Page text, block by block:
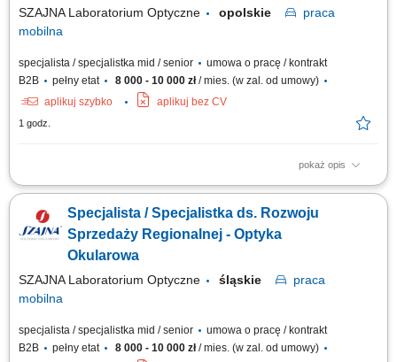
SZAJNA Laboratorium Optyczne opolskie
praca
mobilna
specjalista / specjalistka mid / senior
umowa o pracę / kontrakt
B2B
pełny etat 8 000 - 10 000 zł/ mies. (w zal. od umowy)
aplikuj szybko
aplikuj bez CV
1 godz.
pokaż opis
Opis stanowiska Kompleksowa opieka nad obecną siecią partnerów
punktów handlowych. Dbanie o stałą realizację planów sprzedażowych w
oparciu o zatwierdzony budżet roczny. Wdrażanie lokalnych strategii
rynkowych zmierzających...
Specjalista / Specjalistka ds. Rozwoju
Sprzedaży Regionalnej - Optyka
Okularowa
SZAJNA Laboratorium Optyczne śląskie
praca
mobilna
specjalista / specjalistka mid / senior
umowa o pracę / kontrakt
B2B
pełny etat 8 000 - 10 000 zł/ mies. (w zal. od umowy)